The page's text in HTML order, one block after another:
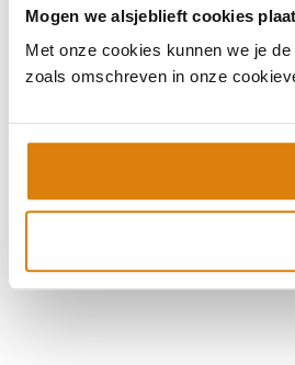
Mogen we alsjeblieft cookies
Met onze cookies kunnen we je
zoals omschreven in onze